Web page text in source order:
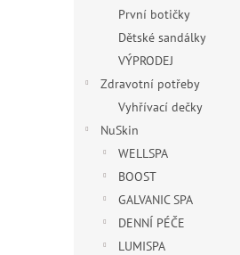
První botičky
Dětské sandálky
VÝPRODEJ
Zdravotní potřeby
Vyhřívací dečky
NuSkin
WELLSPA
BOOST
GALVANIC SPA
DENNÍ PÉČE
LUMISPA